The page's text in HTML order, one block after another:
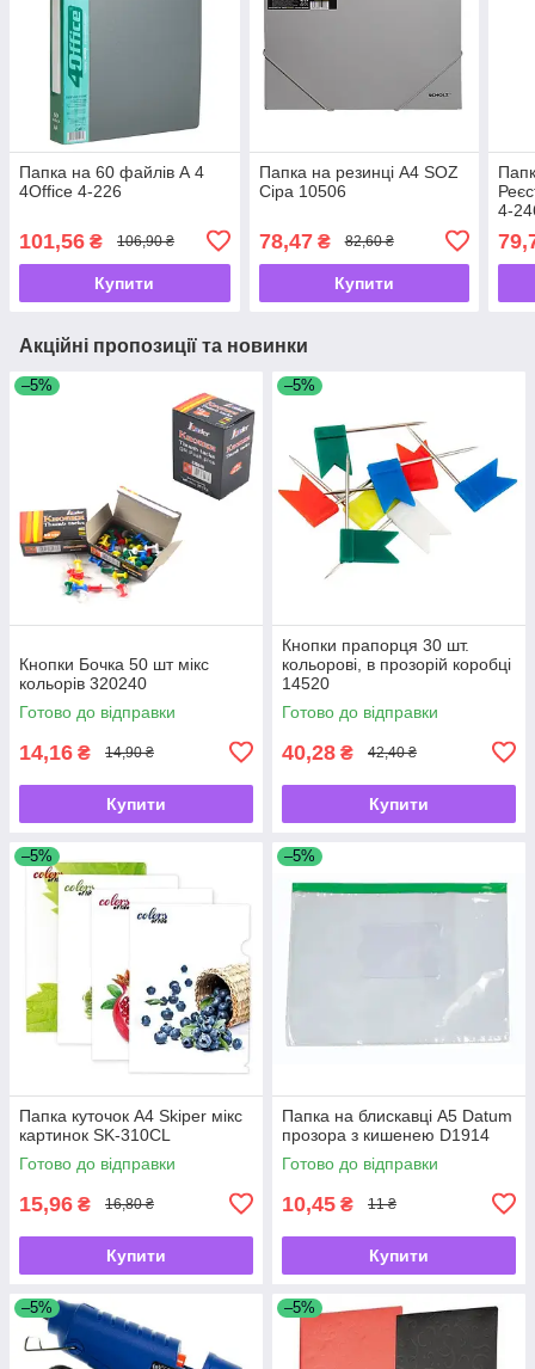
Папка на 60 файлів А 4
4Office 4-226
101,56 ₴ 106,90 ₴
Купити
Папка на резинці А4 SOZ
Сіра 10506
78,47₴ 82,60 ₴
Купити
4-
Акційні пропозиції та новинки
–5%
Кнопки Бочка 50 шт мікс
кольорів 320240
Готово до відправки
14,16 ₴ 14,90 ₴
Купити
–5%
Кнопки прапорця 30 шт.
кольорові, в прозорій коробці
14520
Готово до відправки
40,28 ₴ 42,40 ₴
Купити
–5%
Папка куточок А4 Skiper мікс
картинок SK-310CL
Готово до відправки
15,96 ₴ 16,80 ₴
Купити
–5%
Папка на блискавці А5 Datum
прозора з кишенею D1914
Готово до відправки
10,45 ₴ 11 ₴
Купити
–5% –5%